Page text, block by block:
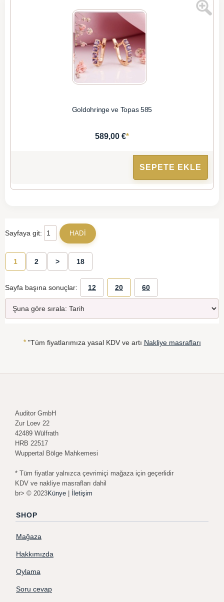
Goldohringe ve Topas 585
589,00 €*
SEPETE EKLE
Sayfaya git:
1 2 > 18
Sayfa başına sonuçlar: 12 20 60
*"Tüm fiyatlarımıza yasal KDV ve artı Nakliye masrafları
Auditor GmbH
Zur Loev 22
42489 Wülfrath
HRB 22517
Wuppertal Bölge Mahkemesi
* Tüm fiyatlar yalnızca çevrimiçi mağaza için geçerlidir
KDV ve nakliye masrafları dahil
br> © 2023Künye | İletişim
SHOP
Mağaza
Hakkımızda
Oylama
Soru cevap